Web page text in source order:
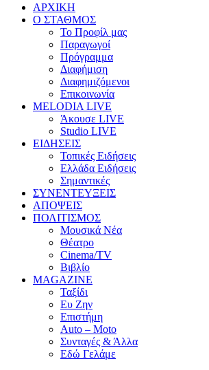
ΑΡΧΙΚΗ
Ο ΣΤΑΘΜΟΣ
Το Προφίλ μας
Παραγωγοί
Πρόγραμμα
Διαφήμιση
Διαφημιζόμενοι
Επικοινωνία
MELODIA LIVE
Άκουσε LIVE
Studio LIVE
ΕΙΔΗΣΕΙΣ
Τοπικές Ειδήσεις
Ελλάδα Ειδήσεις
Σημαντικές
ΣΥΝΕΝΤΕΥΞΕΙΣ
ΑΠΟΨΕΙΣ
ΠΟΛΙΤΙΣΜΟΣ
Μουσικά Νέα
Θέατρο
Cinema/TV
Βιβλίο
MAGAZINE
Ταξίδι
Ευ Ζην
Επιστήμη
Auto – Moto
Συνταγές & Άλλα
Εδώ Γελάμε